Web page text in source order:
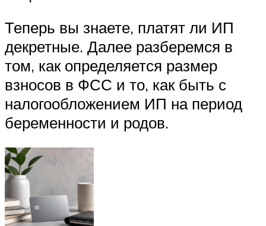
Теперь вы знаете, платят ли ИП
декретные. Далее разберемся в
том, как определяется размер
взносов в ФСС и то, как быть с
налогообложением ИП на период
беременности и родов.